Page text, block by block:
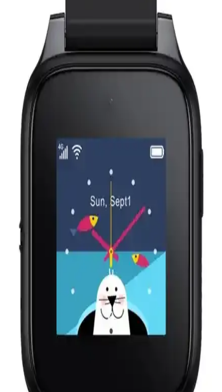
Elari 4GR ve Mibro P5 çocuk akıllı saatlerinin özellikleri, kullanım
deneyimleri ve kullanıcı yorumlarıyla detaylı karşılaştırması. Hangi
model çocuklarınız için daha uygun?
Aben ve TCL Movetime Çocuk Akıllı Saatleri
Karşılaştırması Güvenlik ve Özellikler
Aben ve TCL Movetime çocuk akıllı saatleri, güvenlik ve iletişim
özellikleriyle öne çıkar. Konum takibi, kamera ve dayanıklılık gibi
detaylar karşılaştırılarak en uygun seçenek belirleniyor.
Inoviks İNO25 ve TCL MT46X Çocuk Akıllı
Saatleri Karşılaştırması ve En İyi Seçenek Rehberi
İki popüler çocuk saati modeli olan Inoviks İNO25 ve TCL
MT46X'in özelliklerini karşılaştırıyoruz. Güvenlik, konum takibi ve
TCL MT42X ve MT46X Akıllı Çocuk Saatleri
Karşılaştırması ve Özellikleri
TCL MT42X ve MT46X modellerinin özellikleri, performansları ve
kullanıcı yorumlarıyla detaylı karşılaştırması, ebeveynlerin bilinçli
seçim yapmasını sağlar.
Onkatech Q500S/2024 ve Reeder Kiddo2 Akıllı
Çocuk Saatleri Karşılaştırması
İki popüler çocuk takip saati olan Onkatech Q500S/2024 ve Reeder
Kiddo2'nin özellikleri, avantajları ve kullanıcı deneyimleri detaylı
karşılaştırmasıyla çocuklarınızın güvenliğini en iyi şekilde sağlayın.
Smartbell Q569 ve TCL MT42 Movetıme Akıllı
Çocuk Saatleri Karşılaştırması ve Özellikleri
Smartbell Q569 ve TCL MT42 Movetıme çocuk saatleri, güvenlik
ve iletişim özellikleriyle öne çıkıyor. Detaylı karşılaştırma ile en
uygun seçimi yapmanıza yardımcı oluyor.
Çocuklar İçin En İyi Akıllı Saatler: Slazenger ve